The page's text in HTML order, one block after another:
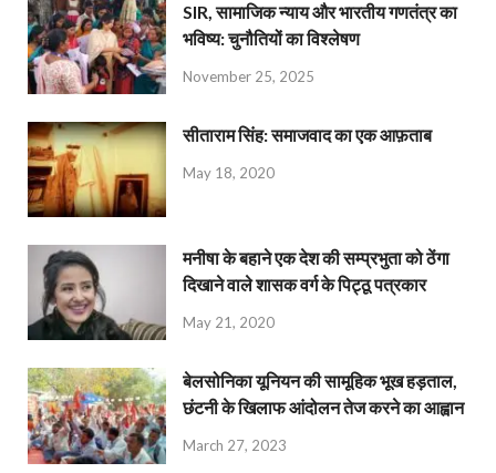
SIR, सामाजिक न्याय और भारतीय गणतंत्र का
भविष्य: चुनौतियों का विश्लेषण
November 25, 2025
सीताराम सिंह: समाजवाद का एक आफ़ताब
May 18, 2020
मनीषा के बहाने एक देश की सम्प्रभुता को ठेंगा
दिखाने वाले शासक वर्ग के पिट्ठू पत्रकार
May 21, 2020
बेलसोनिका यूनियन की सामूहिक भूख हड़ताल,
छंटनी के खिलाफ आंदोलन तेज करने का आह्वान
March 27, 2023